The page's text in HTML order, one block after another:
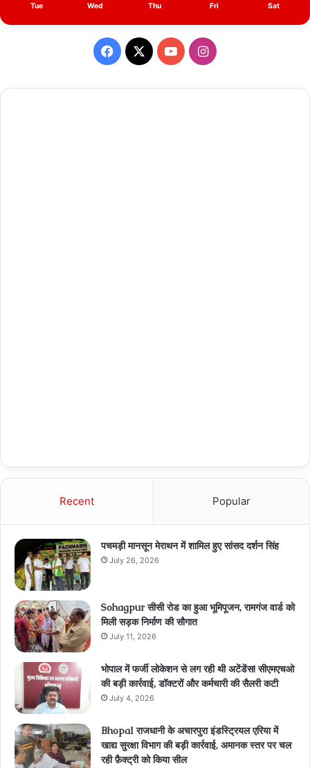
Tue Wed Thu Fri Sat
Facebook
X YouTubeInstagram
Recent Popular
पचमड़ी मानसून मेराथन में शामिल हुए सांसद दर्शन सिंह
July 26, 2026
Sohagpur सीसी रोड का हुआ भूमिपूजन, रामगंज वार्ड को
मिली सड़क निर्माण की सौगात
July 11, 2026
भोपाल में फर्जी लोकेशन से लग रही थी अटेंडेंस! सीएमएचओ
की बड़ी कार्रवाई, डॉक्टरों और कर्मचारी की सैलरी कटी
July 4, 2026
Bhopal राजधानी के अचारपुरा इंडस्ट्रियल एरिया में
खाद्य सुरक्षा विभाग की बड़ी कार्रवाई, अमानक स्तर पर चल
रही फ़ैक्ट्री को किया सील